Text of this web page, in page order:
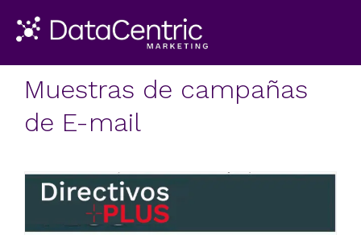
Muestras de campañas
de E-mail